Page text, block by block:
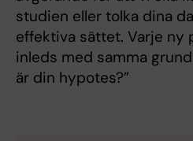
studien eller tolka dina
effektiva sättet. Varje ny
inleds med samma
är din hypotes?”